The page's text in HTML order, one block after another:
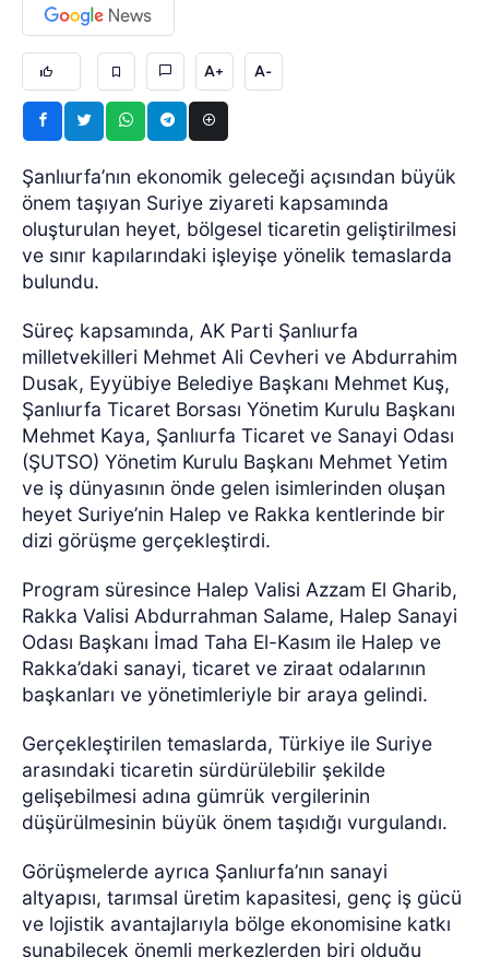
A+ A-
Şanlıurfa’nın ekonomik geleceği açısından büyük
önem taşıyan Suriye ziyareti kapsamında
oluşturulan heyet, bölgesel ticaretin geliştirilmesi
ve sınır kapılarındaki işleyişe yönelik temaslarda
bulundu.
Süreç kapsamında, AK Parti Şanlıurfa
milletvekilleri Mehmet Ali Cevheri ve Abdurrahim
Dusak, Eyyübiye Belediye Başkanı Mehmet Kuş,
Şanlıurfa Ticaret Borsası Yönetim Kurulu Başkanı
Mehmet Kaya, Şanlıurfa Ticaret ve Sanayi Odası
(ŞUTSO) Yönetim Kurulu Başkanı Mehmet Yetim
ve iş dünyasının önde gelen isimlerinden oluşan
heyet Suriye’nin Halep ve Rakka kentlerinde bir
dizi görüşme gerçekleştirdi.
Program süresince Halep Valisi Azzam El Gharib,
Rakka Valisi Abdurrahman Salame, Halep Sanayi
Odası Başkanı İmad Taha El-Kasım ile Halep ve
Rakka’daki sanayi, ticaret ve ziraat odalarının
başkanları ve yönetimleriyle bir araya gelindi.
Gerçekleştirilen temaslarda, Türkiye ile Suriye
arasındaki ticaretin sürdürülebilir şekilde
gelişebilmesi adına gümrük vergilerinin
düşürülmesinin büyük önem taşıdığı vurgulandı.
Görüşmelerde ayrıca Şanlıurfa’nın sanayi
altyapısı, tarımsal üretim kapasitesi, genç iş gücü
ve lojistik avantajlarıyla bölge ekonomisine katkı
sunabilecek önemli merkezlerden biri olduğu